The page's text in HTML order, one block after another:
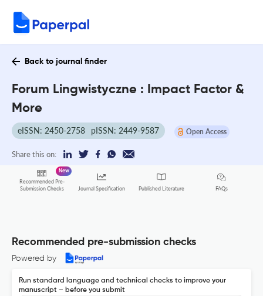
Back to journal finder
Forum Lingwistyczne : Impact Factor &
More
eISSN: 2450-2758 pISSN: 2449-9587 Open Access
Share this on:
Recommended Pre-
Submission Checks
New
Journal Specification Published Literature FAQs
Recommended pre-submission checks
Powered by
Run standard language and technical checks to improve your
manuscript – before you submit